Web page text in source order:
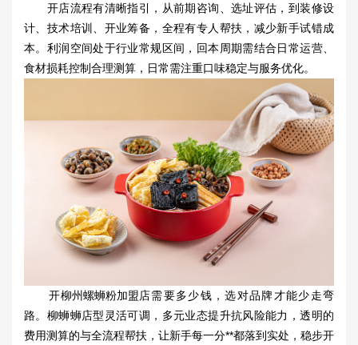
开店流程有清晰指引，从前期咨询、选址评估，到装修设
计、技术培训、开业筹备，全程有专人帮扶，减少新手试错成
本。利润空间处于行业常规区间，回本周期需结合日常运营、
食材损耗控制合理测算，日常需注重口味稳定与服务优化。
开柳州螺蛳粉加盟店需要多少钱，选对品牌才能少走弯
路。柳蛳蛳店型灵活可调，多元业态提升抗风险能力，透明的
费用测算的与全流程帮扶，让新手每一分**都落到实处，稳步开